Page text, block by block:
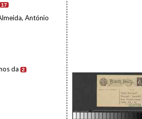
17
António
da 2